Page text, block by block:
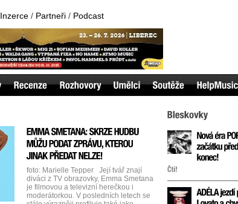
Inzerce / Partneři / Podcast
foto: Marielle Tepper Její tvář znají
diváci z TV obrazovky, Emma Smetana
je filmovou a televizní herečkou i
moderátorkou. V posledních letech se